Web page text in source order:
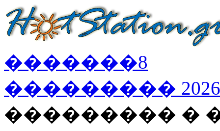
�������8
��������� 2026
��������� �